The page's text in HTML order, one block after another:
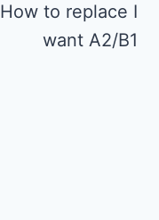
How to replace I
want A2/B1